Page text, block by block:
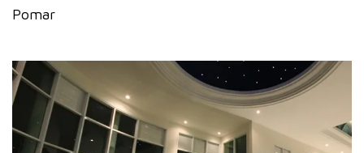
Pomar